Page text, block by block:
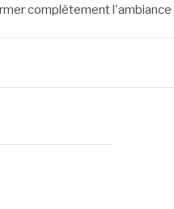
complètement